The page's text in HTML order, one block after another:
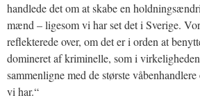
handlede det om at skabe en
mænd – ligesom vi har set det i Sverige.
reflekterede over, om det er i orden at
domineret af kriminelle, som i
sammenligne med de største
vi har.“